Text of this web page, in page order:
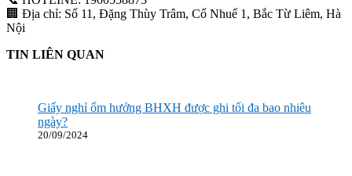
🏢 Địa chỉ: Số 11, Đặng Thùy Trâm, Cổ Nhuế 1, Bắc Từ Liêm, Hà
Nội
TIN LIÊN QUAN
Giấy nghỉ ốm hưởng BHXH được ghi tối đa bao nhiêu
ngày?
20/09/2024